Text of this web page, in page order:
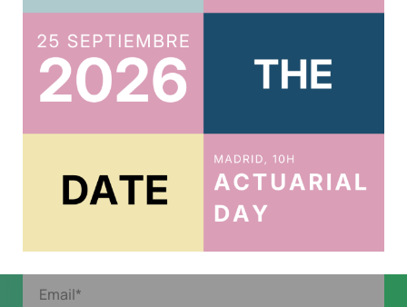
ACTUARIOS.ORG
Suscríbete al boletín
Te mantendremos al tanto de todo